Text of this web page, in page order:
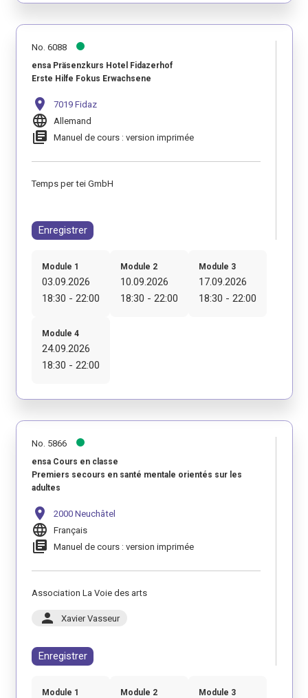
No. 6088
ensa Präsenzkurs Hotel Fidazerhof
Erste Hilfe Fokus Erwachsene
location_on 7019 Fidaz
language Allemand
library_books Manuel de cours : version imprimée
Temps per tei GmbH
Enregistrer
Module 1
03.09.2026
18:30 - 22:00
Module 2
10.09.2026
18:30 - 22:00
Module 3
17.09.2026
18:30 - 22:00
Module 4
24.09.2026
18:30 - 22:00
No. 5866
ensa Cours en classe
Premiers secours en santé mentale orientés sur les
adultes
location_on 2000 Neuchâtel
language Français
library_books Manuel de cours : version imprimée
Association La Voie des arts
person Xavier Vasseur
Enregistrer
Module 1 Module 2 Module 3